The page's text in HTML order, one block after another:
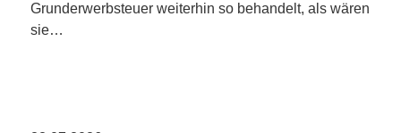
Grunderwerbsteuer weiterhin so behandelt, als wären
sie…